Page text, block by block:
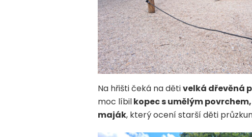
Na hřišti čeká na dětivelká dřevěná
moc líbilkopec s umělým povrchem,
maják, který ocení starší děti